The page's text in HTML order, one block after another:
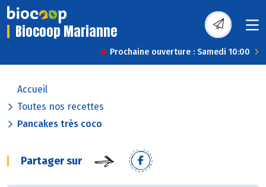
Biocoop Marianne
Prochaine ouverture : Samedi 10:00
Accueil
Toutes nos recettes
Pancakes très coco
Partager sur